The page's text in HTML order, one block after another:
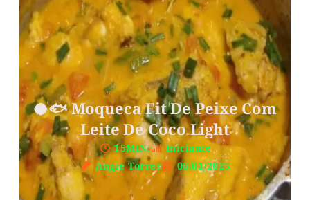
🥥🐟 Moqueca Fit De Peixe Com
Leite De Coco Light
15MIN.
Iniciante
Angie Torres
06/01/2025